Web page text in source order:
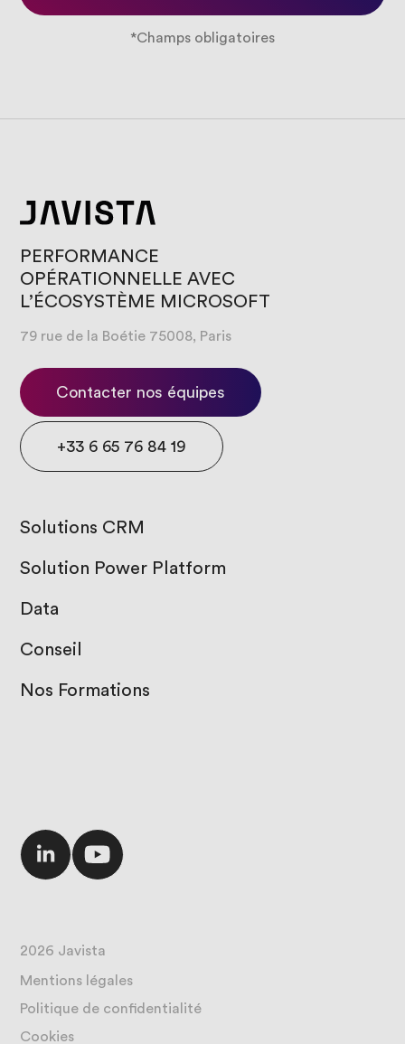
*Champs obligatoires
PERFORMANCE
OPÉRATIONNELLE AVEC
L’ÉCOSYSTÈME MICROSOFT
79 rue de la Boétie 75008, Paris
Contacter nos équipes
+33 6 65 76 84 19
Solutions CRM
Solution Power Platform
Data
Conseil
Nos Formations
2026 Javista
Mentions légales
Politique de confidentialité
Cookies